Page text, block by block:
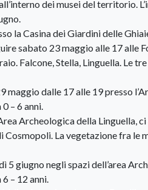
dei musei del territorio.
la Casina dei Giardini delle
sabato 23 maggio alle 17 alle
Falcone, Stella, Linguella. Le
dalle 17 alle 19 presso
– 6 anni.
Archeologica della Linguella,
La vegetazione fra le
5 giugno negli spazi dell’area
– 12 anni.